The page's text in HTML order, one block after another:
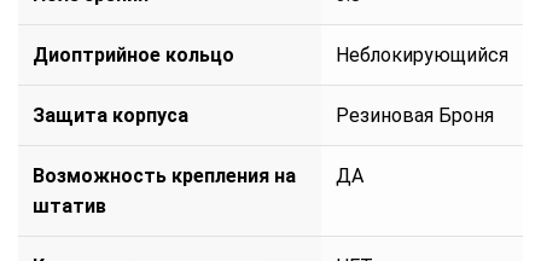
Диоптрийное кольцо Неблокирующийся
Защита корпуса Резиновая Броня
Возможность крепления на
штатив
ДА